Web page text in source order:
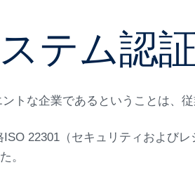
テム認証
トな企業であるということは、
22301（セキュリティおよび
。